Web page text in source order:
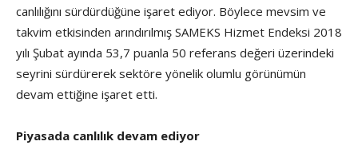
canlılığını sürdürdüğüne işaret ediyor. Böylece mevsim ve
takvim etkisinden arındırılmış SAMEKS Hizmet Endeksi 2018
yılı Şubat ayında 53,7 puanla 50 referans değeri üzerindeki
seyrini sürdürerek sektöre yönelik olumlu görünümün
devam ettiğine işaret etti.
Piyasada canlılık devam ediyor